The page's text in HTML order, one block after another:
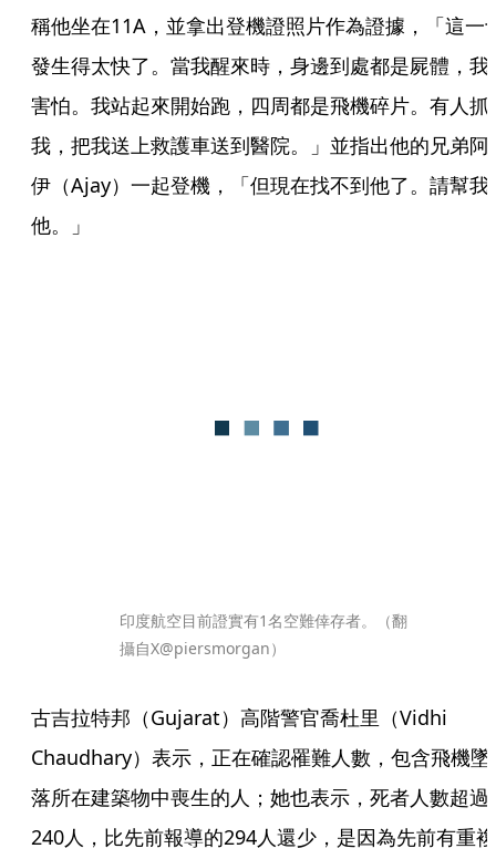
稱他坐在11A，並拿出登機證照片作為證據，「這一
發生得太快了。當我醒來時，身邊到處都是屍體，我
害怕。我站起來開始跑，四周都是飛機碎片。有人抓
我，把我送上救護車送到醫院。」並指出他的兄弟阿
伊（Ajay）一起登機，「但現在找不到他了。請幫我
他。」
印度航空目前證實有1名空難倖存者。（翻
攝自X@piersmorgan）
古吉拉特邦（Gujarat）高階警官喬杜里（Vidhi
Chaudhary）表示，正在確認罹難人數，包含飛機墜
落所在建築物中喪生的人；她也表示，死者人數超過
240人，比先前報導的294人還少，是因為先前有重複